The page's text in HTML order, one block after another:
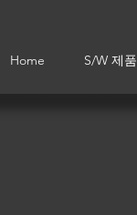
Home S/W 제품